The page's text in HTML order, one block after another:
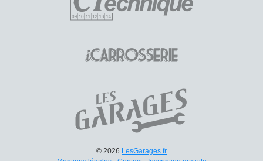
© 2026 LesGarages.fr